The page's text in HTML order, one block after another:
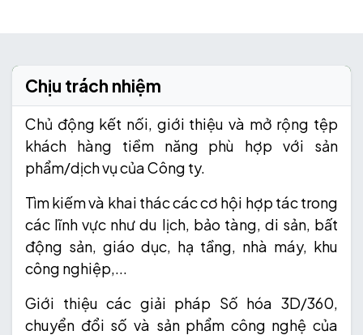
Chịu trách nhiệm
Chủ động kết nối, giới thiệu và mở rộng tệp
khách hàng tiềm năng phù hợp với sản
phẩm/dịch vụ của Công ty.
Tìm kiếm và khai thác các cơ hội hợp tác trong
các lĩnh vực như du lịch, bảo tàng, di sản, bất
động sản, giáo dục, hạ tầng, nhà máy, khu
công nghiệp,...
Giới thiệu các giải pháp Số hóa 3D/360,
chuyển đổi số và sản phẩm công nghệ của